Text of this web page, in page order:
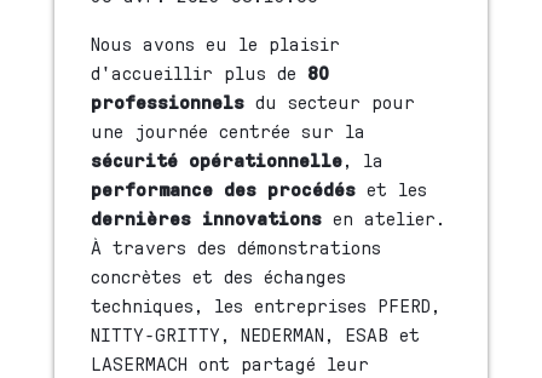
Nous avons eu le plaisir
d'accueillir plus de 80
professionnelsdu secteur pour
une journée centrée sur la
sécurité opérationnelle, la
performance des procédéset les
dernières innovationsen atelier.
À travers des démonstrations
concrètes et des échanges
techniques, les entreprises PFERD,
NITTY-GRITTY, NEDERMAN, ESAB et
LASERMACH ont partagé leur